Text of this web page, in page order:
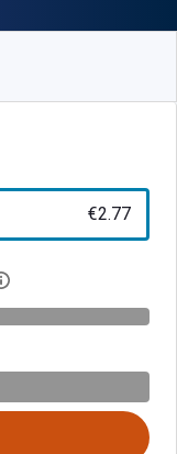
€2.77
Digitalen